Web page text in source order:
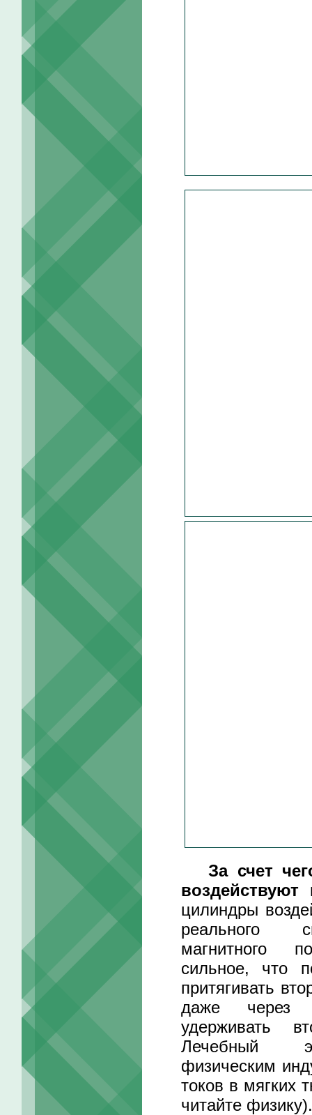
За счет
воздействуют
цилиндры
реального
магнитного
сильное, что
притягивать
даже через
удерживать
Лечебный
физическим
токов в мягких
читайте физику).